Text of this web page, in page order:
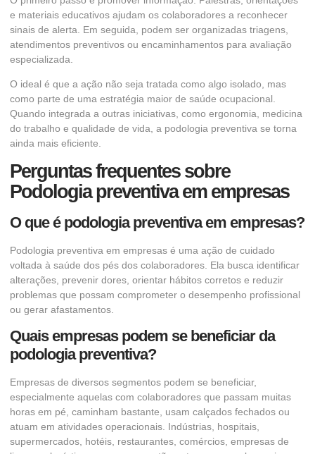
e materiais educativos ajudam os colaboradores a reconhecer
sinais de alerta. Em seguida, podem ser organizadas triagens,
atendimentos preventivos ou encaminhamentos para avaliação
especializada.
O ideal é que a ação não seja tratada como algo isolado, mas
como parte de uma estratégia maior de saúde ocupacional.
Quando integrada a outras iniciativas, como ergonomia, medicina
do trabalho e qualidade de vida, a podologia preventiva se torna
ainda mais eficiente.
Perguntas frequentes sobre
Podologia preventiva em empresas
O que é podologia preventiva em empresas?
Podologia preventiva em empresas é uma ação de cuidado
voltada à saúde dos pés dos colaboradores. Ela busca identificar
alterações, prevenir dores, orientar hábitos corretos e reduzir
problemas que possam comprometer o desempenho profissional
ou gerar afastamentos.
Quais empresas podem se beneficiar da
podologia preventiva?
Empresas de diversos segmentos podem se beneficiar,
especialmente aquelas com colaboradores que passam muitas
horas em pé, caminham bastante, usam calçados fechados ou
atuam em atividades operacionais. Indústrias, hospitais,
supermercados, hotéis, restaurantes, comércios, empresas de